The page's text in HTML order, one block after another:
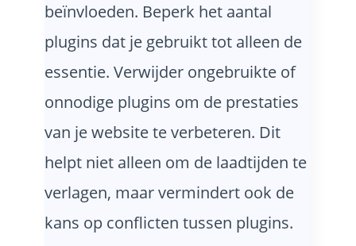
beïnvloeden. Beperk het aantal
plugins dat je gebruikt tot alleen de
essentie. Verwijder ongebruikte of
onnodige plugins om de prestaties
van je website te verbeteren. Dit
helpt niet alleen om de laadtijden te
verlagen, maar vermindert ook de
kans op conflicten tussen plugins.